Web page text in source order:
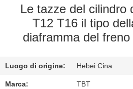
FABBRICA
CONTROLLO
QUALITÀ
Le tazze del cilindro
T12 T16 il tipo
diaframma del
Luogo di origine: Hebei Cina
Marca: TBT